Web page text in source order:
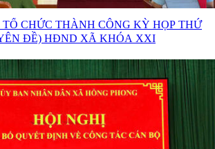
CHỨC THÀNH CÔNG KỲ HỌP THỨ
ĐỀ) HĐND XÃ KHÓA XXI